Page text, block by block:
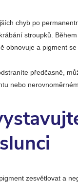
chyb po
stroupků.
obnovuje a pigment se
předčasně,
nebo
zesvětlovat a